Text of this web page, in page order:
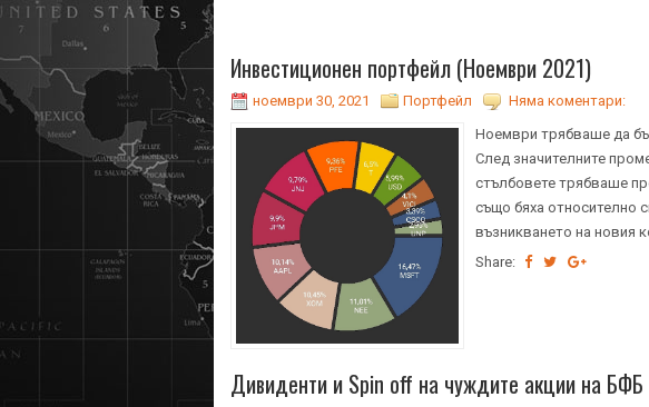
Инвестиционен портфейл (Ноември 2021)
ноември 30, 2021 Портфейл
Няма коментари:
Нoември трябваше да
След значителните
стълбовете трябваше
също бяха относително
възникването на новия
Share:
Дивиденти и Spin off на чуждите акции на БФБ